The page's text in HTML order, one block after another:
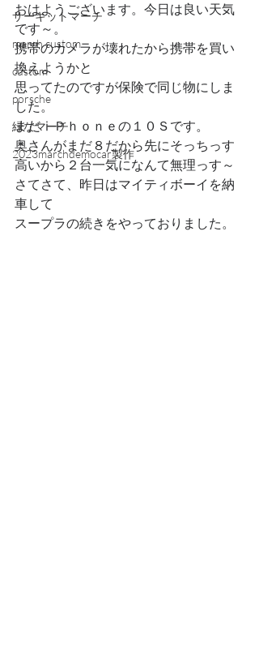
サーキットマーチ
march custom
custom
porsche
緑なマーチ
2023marchdemocar製作
おはようございます。今日は良い天気
です～。
携帯のカメラが壊れたから携帯を買い
換えようかと
思ってたのですが保険で同じ物にしま
した。
まだⅰＰｈｏｎｅの１０Ｓです。
奥さんがまだ８だから先にそっちっす
高いから２台一気になんて無理っす～
さてさて、昨日はマイティボーイを納
車して
スープラの続きをやっておりました。